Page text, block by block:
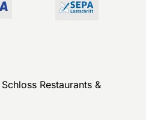
Restaurants &